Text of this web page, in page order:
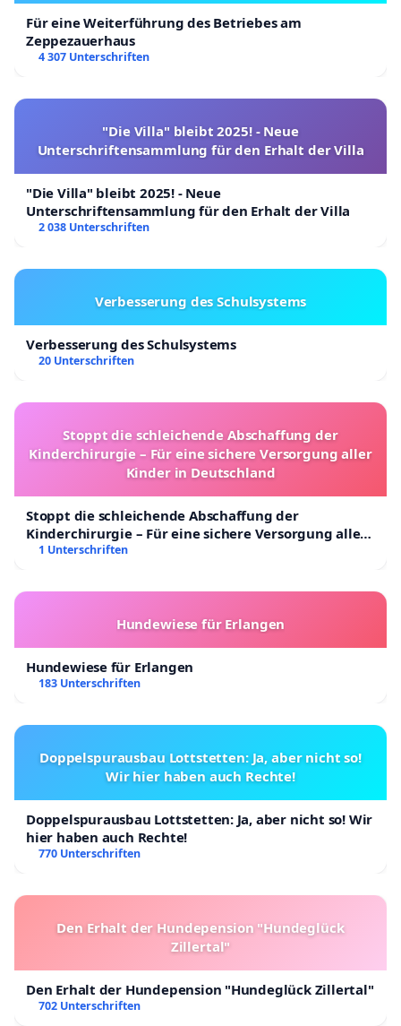
Für eine Weiterführung des Betriebes am
Zeppezauerhaus
4 307 Unterschriften
"Die Villa" bleibt 2025! - Neue
Unterschriftensammlung für den Erhalt der Villa
"Die Villa" bleibt 2025! - Neue
Unterschriftensammlung für den Erhalt der Villa
2 038 Unterschriften
Verbesserung des Schulsystems
Verbesserung des Schulsystems
20 Unterschriften
Stoppt die schleichende Abschaffung der
Kinderchirurgie – Für eine sichere Versorgung aller
Kinder in Deutschland
Stoppt die schleichende Abschaffung der
Kinderchirurgie – Für eine sichere Versorgung aller
Kinder in Deutschland
1 Unterschriften
Hundewiese für Erlangen
Hundewiese für Erlangen
183 Unterschriften
Doppelspurausbau Lottstetten: Ja, aber nicht so!
Wir hier haben auch Rechte!
Doppelspurausbau Lottstetten: Ja, aber nicht so! Wir
hier haben auch Rechte!
770 Unterschriften
Den Erhalt der Hundepension "Hundeglück
Zillertal"
Den Erhalt der Hundepension "Hundeglück Zillertal"
702 Unterschriften